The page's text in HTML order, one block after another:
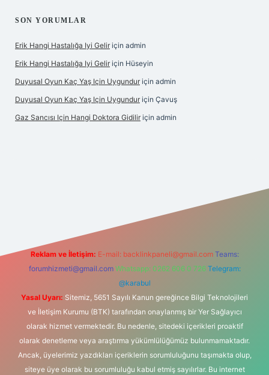
SON YORUMLAR
Erik Hangi Hastalığa Iyi Gelir için admin
Erik Hangi Hastalığa Iyi Gelir için Hüseyin
Duyusal Oyun Kaç Yaş Için Uygundur için admin
Duyusal Oyun Kaç Yaş Için Uygundur için Çavuş
Gaz Sancısı Için Hangi Doktora Gidilir için admin
Reklam ve İletişim: E-mail: backlinkpaneli@gmail.com Teams:
forumhizmeti@gmail.com Whatsapp: 0262 606 0 726 Telegram:
@karabul
Yasal Uyarı: Sitemiz, 5651 Sayılı Kanun gereğince Bilgi Teknolojileri
ve İletişim Kurumu (BTK) tarafından onaylanmış bir Yer Sağlayıcı
olarak hizmet vermektedir. Bu nedenle, sitedeki içerikleri proaktif
olarak denetleme veya araştırma yükümlülüğümüz bulunmamaktadır.
Ancak, üyelerimiz yazdıkları içeriklerin sorumluluğunu taşımakta olup,
siteye üye olarak bu sorumluluğu kabul etmiş sayılırlar. Bu internet